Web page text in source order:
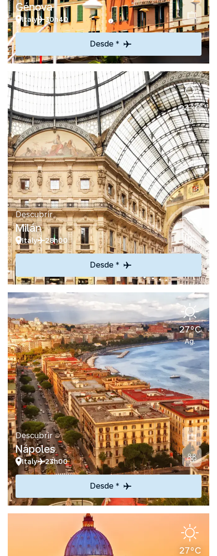
Génova
Italy 30h40
Desde *
24°C
Ag.
Descubrir
Milán
Italy 28h00
Desde *
27°C
Ag.
Descubrir
Nápoles
Italy 23h00
Desde *
27°C